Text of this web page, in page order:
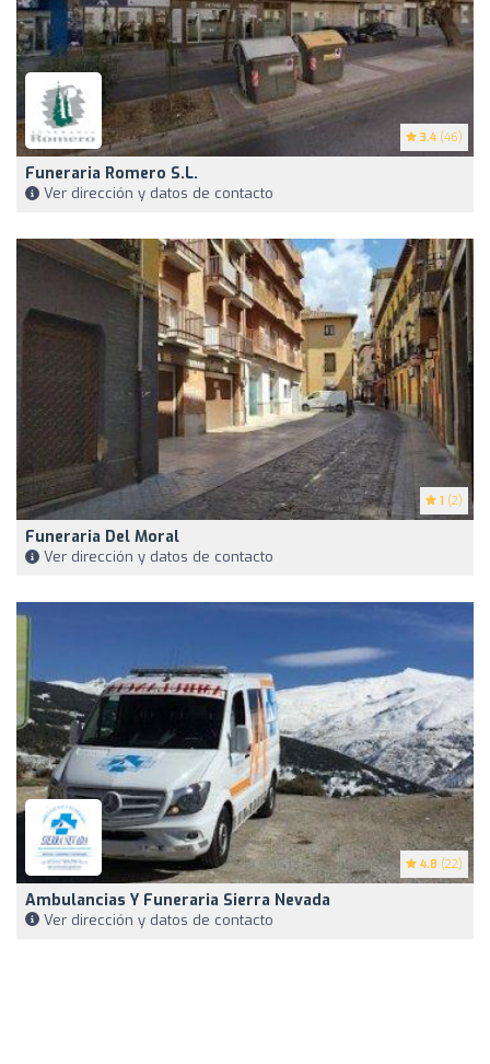
3.4 (46)
Funeraria Romero S.L.
Ver dirección y datos de contacto
1 (2)
Funeraria Del Moral
Ver dirección y datos de contacto
4.8 (22)
Ambulancias Y Funeraria Sierra Nevada
Ver dirección y datos de contacto